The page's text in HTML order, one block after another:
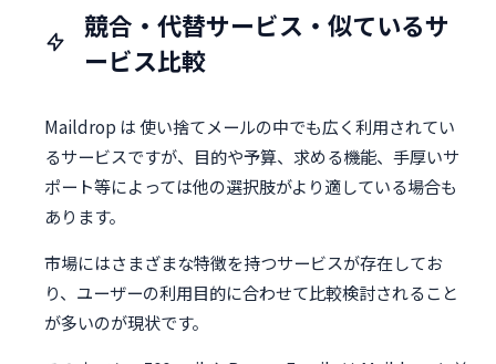
競合・代替サービス・似ているサ
ービス比較
Maildrop は 使い捨てメールの中でも広く利用されてい
るサービスですが、目的や予算、求める機能、手厚いサ
ポート等によっては他の選択肢がより適している場合も
あります。
市場にはさまざまな特徴を持つサービスが存在してお
り、ユーザーの利用目的に合わせて比較検討されること
が多いのが現状です。